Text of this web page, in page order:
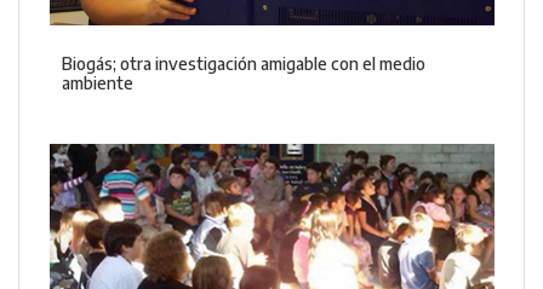
Biogás; otra investigación amigable con el medio
ambiente